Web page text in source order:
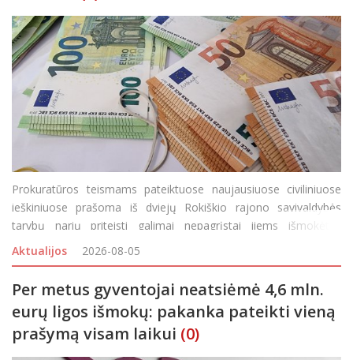
Prokuratūros teismams pateiktuose naujausiuose civiliniuose
ieškiniuose prašoma iš dviejų Rokiškio rajono savivaldybės
tarybų narių priteisti galimai nepagrįstai jiems išmokėtas
išmokas. Panevėžio apygardos prokuratūros prokuroras,
atliekantis vi
Aktualijos 2026-08-05
Per metus gyventojai neatsiėmė 4,6 mln.
eurų ligos išmokų: pakanka pateikti vieną
prašymą visam laikui (0)